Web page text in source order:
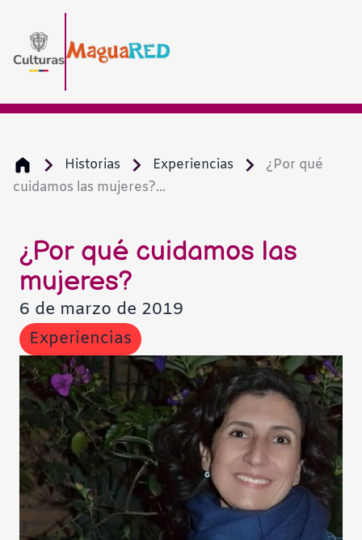
Historias Experiencias
¿Por qué
cuidamos las mujeres?...
¿Por qué cuidamos las
mujeres?
6 de marzo de 2019
Experiencias